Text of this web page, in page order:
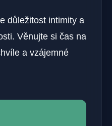
důležitost intimity a
Věnujte si čas na
a vzájemné